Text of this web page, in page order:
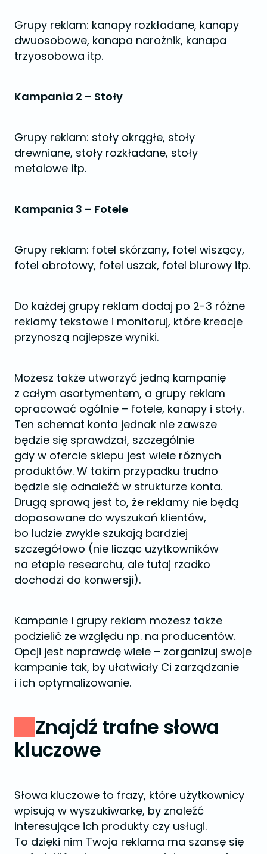
Grupy reklam: kanapy rozkładane, kanapy
dwuosobowe, kanapa narożnik, kanapa
trzyosobowa itp.
Kampania 2 – Stoły
Grupy reklam: stoły okrągłe, stoły
drewniane, stoły rozkładane, stoły
metalowe itp.
Kampania 3 – Fotele
Grupy reklam: fotel skórzany, fotel wiszący,
fotel obrotowy, fotel uszak, fotel biurowy itp.
Do każdej grupy reklam dodaj po 2-3 różne
reklamy tekstowe i monitoruj, które kreacje
przynoszą najlepsze wyniki.
Możesz także utworzyć jedną kampanię
z całym asortymentem, a grupy reklam
opracować ogólnie – fotele, kanapy i stoły.
Ten schemat konta jednak nie zawsze
będzie się sprawdzał, szczególnie
gdy w ofercie sklepu jest wiele różnych
produktów. W takim przypadku trudno
będzie się odnaleźć w strukturze konta.
Drugą sprawą jest to, że reklamy nie będą
dopasowane do wyszukań klientów,
bo ludzie zwykle szukają bardziej
szczegółowo (nie licząc użytkowników
na etapie researchu, ale tutaj rzadko
dochodzi do konwersji).
Kampanie i grupy reklam możesz także
podzielić ze względu np. na producentów.
Opcji jest naprawdę wiele – zorganizuj swoje
kampanie tak, by ułatwiały Ci zarządzanie
i ich optymalizowanie.
Znajdź trafne słowa
kluczowe
Słowa kluczowe to frazy, które użytkownicy
wpisują w wyszukiwarkę, by znaleźć
interesujące ich produkty czy usługi.
To dzięki nim Twoja reklama ma szansę się